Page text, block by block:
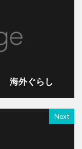
海外ぐらし
Next